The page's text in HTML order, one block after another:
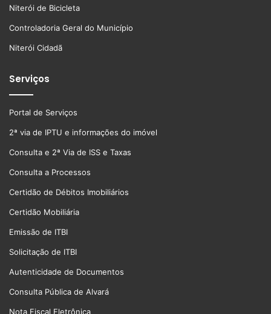
Niterói de Bicicleta
Controladoria Geral do Município
Niterói Cidadã
Serviços
Portal de Serviços
2ª via de IPTU e informações do imóvel
Consulta e 2ª Via de ISS e Taxas
Consulta a Processos
Certidão de Débitos Imobiliários
Certidão Mobiliária
Emissão de ITBI
Solicitação de ITBI
Autenticidade de Documentos
Consulta Pública de Alvará
Nota Fiscal Eletrônica